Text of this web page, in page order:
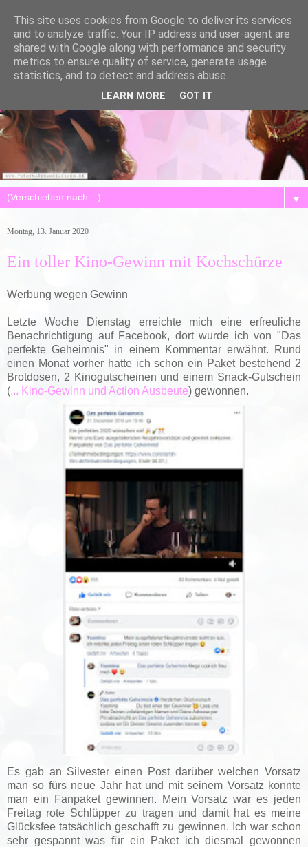
▼
Montag, 13. Januar 2020
Ein toller Kino-Gewinn mit Kochschürze
Werbung wegen Gewinn
Letzte Woche Dienstag erreichte mich eine erfreuliche
Benachrichtigung auf Facebook, dort wurde ich von "Das
perfekte Geheimnis" in einem Kommentar erwähnt. Rund
einen Monat vorher hatte ich schon ein Paket bestehend 2
Brotdosen, 2 Kinogutscheinen und einem Snack-Gutschein
(... Kino-Gewinn und Action Ausbeute) gewonnen.
Es gab an Silvester einen Post darüber welchen Vorsatz
man so fürs neue Jahr hat und mit seinem Vorsatz konnte
man ein Fanpaket gewinnen. Mein Vorsatz war es jeden
Freitag rote Schlüpper zu tragen und damit hat es meine
Glücksfee tatsächlich geschafft zu gewinnen. Ich war schon
sehr gespannt was für ein Paket ich diesmal gewonnen
This site uses cookies from Google to deliver its services
and to analyze traffic. Your IP address and user-agent are
shared with Google along with performance and security
metrics to ensure quality of service, generate usage
statistics, and to detect and address abuse.
LEARN MORE GOT IT